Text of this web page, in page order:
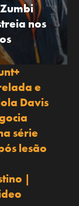
nos
e
Davis
série
lesão
|